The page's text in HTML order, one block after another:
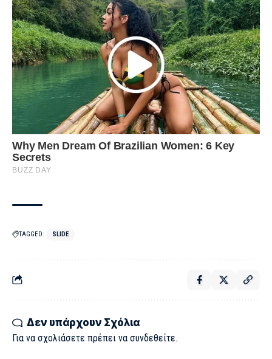
TAGGED: SLIDE
Δεν υπάρχουν Σχόλια
Για να σχολιάσετε πρέπει να συνδεθείτε.